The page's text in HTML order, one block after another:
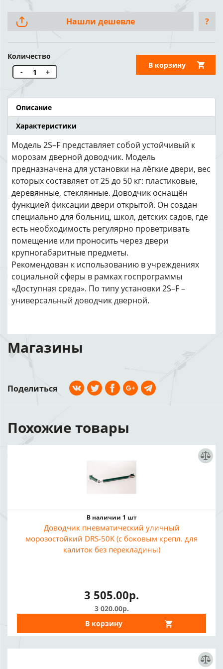
Нашли дешевле ?
Количество
-
+
В корзину
Описание
Характеристики
Модель 2S–F представляет собой устойчивый к
морозам дверной доводчик. Модель
предназначена для установки на лёгкие двери, вес
которых составляет от 25 до 50 кг: пластиковые,
деревянные, стеклянные. Доводчик оснащён
функцией фиксации двери открытой. Он создан
специально для больниц, школ, детских садов, где
есть необходимость регулярно проветривать
помещение или проносить через двери
крупногабаритные предметы.
Рекомендован к использованию в учреждениях
социальной сферы в рамках госпрограммы
«Доступная среда». По типу установки 2S–F –
универсальный доводчик дверной.
Магазины
Поделиться
Похожие товары
В наличии 1 шт
Доводчик пневматический уличный
морозостойкий DRS-50K (с боковым крепл. для
калиток без перекладины)
3 505.00р.
3 020.00р.
В корзину